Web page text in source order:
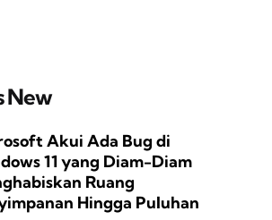
New
Akui Ada Bug di
11 yang Diam-Diam
Ruang
Hingga Puluhan